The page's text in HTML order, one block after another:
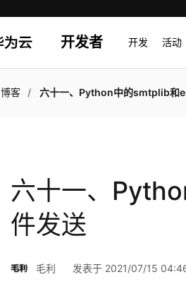
开发者 开发 活动
博客 六十一、Python中的smtplib和email
六十一、
件发送
毛利 发表于 2021/07/15